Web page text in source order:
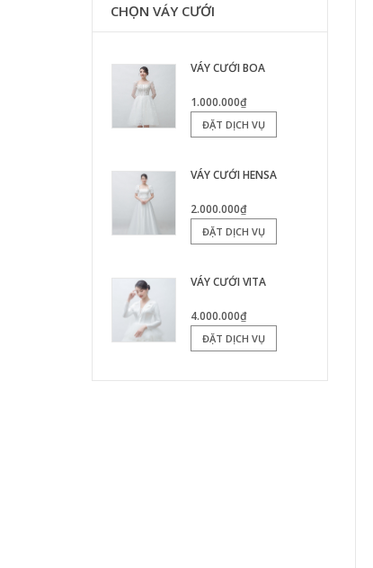
CHỌN VÁY CƯỚI
VÁY CƯỚI BOA
1.000.000₫
ĐẶT DỊCH VỤ
VÁY CƯỚI HENSA
2.000.000₫
ĐẶT DỊCH VỤ
VÁY CƯỚI VITA
4.000.000₫
ĐẶT DỊCH VỤ